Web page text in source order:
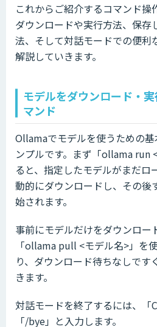
これからご紹介するコマンド操
ダウンロードや実行方法、保存
法、そして対話モードでの便利
解説していきます。
モデルをダウンロード・
マンド
Ollamaでモデルを使うための
ンプルです。まず「ollama run
ると、指定したモデルがまだロ
動的にダウンロードし、その後
始されます。
事前にモデルだけをダウンロー
「ollama pull <モデル名>」を
り、ダウンロード待ちなしで
きます。
対話モードを終了するには、「
「/bye」と入力します。